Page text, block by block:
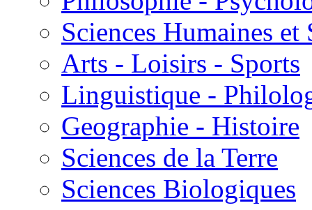
Sciences Humaines et
Arts - Loisirs - Sports
Linguistique -
Geographie - Histoire
Sciences de la Terre
Sciences Biologiques